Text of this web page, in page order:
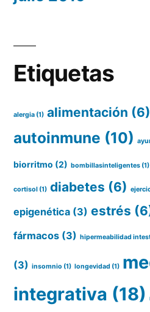
Etiquetas
alergia (1) alimentación (6)
autoinmune (10)
biorritmo (2) bombillasinteligentes (1)
cortisol (1) diabetes (6)
epigenética (3) estrés
fármacos (3) hipermeabilidad
(3) insomnio (1) longevidad (1)
integrativa (18)